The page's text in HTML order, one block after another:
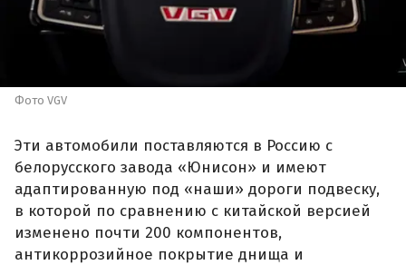
Фото VGV
Эти автомобили поставляются в Россию с
белорусского завода «Юнисон» и имеют
адаптированную под «наши» дороги подвеску,
в которой по сравнению с китайской версией
изменено почти 200 компонентов,
антикоррозийное покрытие днища и